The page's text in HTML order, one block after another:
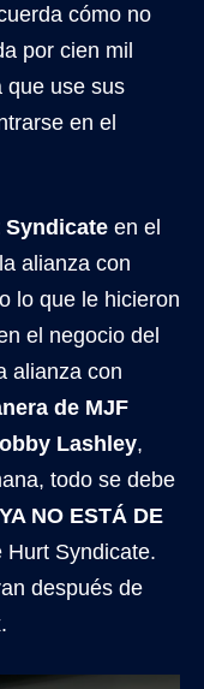
cómo no
por cien mil
que use sus
en el
Syndicate en el
alianza con
lo que le hicieron
el negocio del
alianza con
de MJF
Lashley,
todo se debe
YA NO ESTÁ DE
Hurt Syndicate.
después de